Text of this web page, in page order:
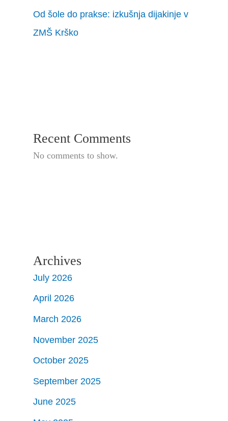
Od šole do prakse: izkušnja dijakinje v
ZMŠ Krško
Recent Comments
No comments to show.
Archives
July 2026
April 2026
March 2026
November 2025
October 2025
September 2025
June 2025